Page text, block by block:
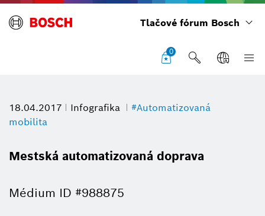
Tlačové fórum Bosch
0
18.04.2017 Infografika
#Automatizovaná
mobilita
Mestská automatizovaná doprava
Médium ID #988875